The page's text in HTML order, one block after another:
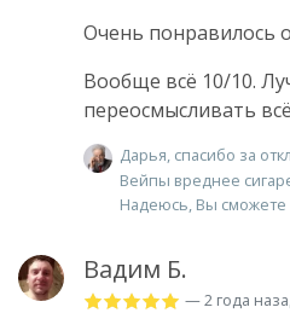
Очень понравилось
Вообще всё 10/10.
переосмысливать
Дарья, спасибо за
Вейпы вреднее
Надеюсь, Вы сможете
Вадим Б.
— 2 года